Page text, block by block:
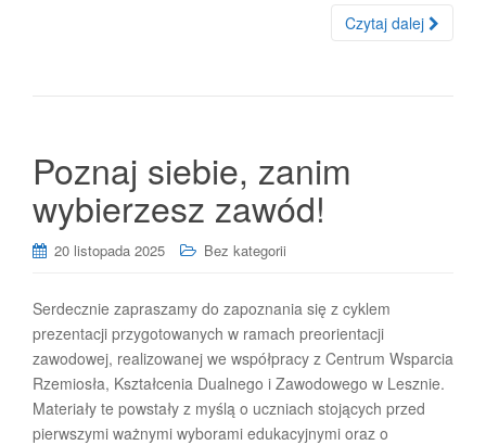
Czytaj dalej
Poznaj siebie, zanim
wybierzesz zawód!
20 listopada 2025 Bez kategorii
Serdecznie zapraszamy do zapoznania się z cyklem
prezentacji przygotowanych w ramach preorientacji
zawodowej, realizowanej we współpracy z Centrum Wsparcia
Rzemiosła, Kształcenia Dualnego i Zawodowego w Lesznie.
Materiały te powstały z myślą o uczniach stojących przed
pierwszymi ważnymi wyborami edukacyjnymi oraz o